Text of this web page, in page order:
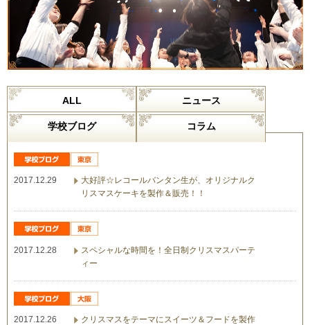
ALL ニュース
学校ブログ コラム
2017.12.29
大好評☆レコールバンタン生が、オリジナルク
リスマスケーキを製作＆販売！！
2017.12.28
スペシャルな時間を！全日制クリスマスパーテ
ィー
2017.12.26
クリスマスをテーマにスイーツ＆フードを製作